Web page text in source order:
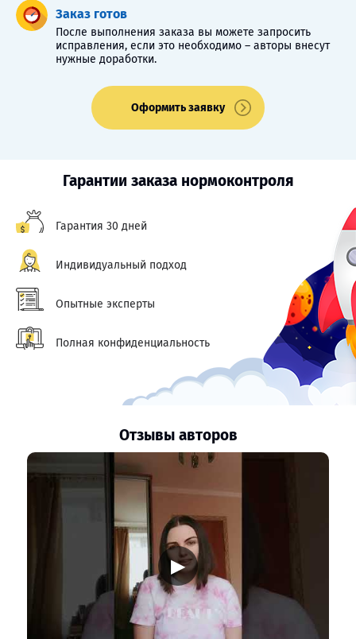
Заказ готов
После выполнения заказа вы можете запросить
исправления, если это необходимо – авторы внесут
нужные доработки.
Оформить заявку
Гарантии заказа нормоконтроля
Гарантия 30 дней
Индивидуальный подход
Опытные эксперты
Полная конфиденциальность
Отзывы авторов
▶